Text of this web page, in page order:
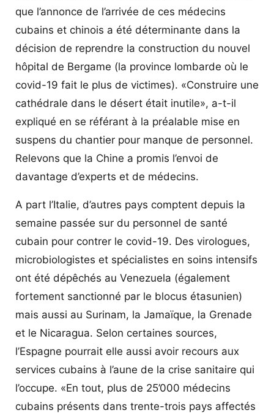
que l’annonce de l’arrivée de ces médecins
cubains et chinois a été déterminante dans la
décision de reprendre la construction du nouvel
hôpital de Bergame (la province lombarde où le
covid-19 fait le plus de victimes). «Construire une
cathédrale dans le désert était inutile», a-t-il
expliqué en se référant à la préalable mise en
suspens du chantier pour manque de personnel.
Relevons que la Chine a promis l’envoi de
davantage d’experts et de médecins.
A part l’Italie, d’autres pays comptent depuis la
semaine passée sur du personnel de santé
cubain pour contrer le covid-19. Des virologues,
microbiologistes et spécialistes en soins intensifs
ont été dépêchés au Venezuela (également
fortement sanctionné par le blocus étasunien)
mais aussi au Surinam, la Jamaïque, la Grenade
et le Nicaragua. Selon certaines sources,
l’Espagne pourrait elle aussi avoir recours aux
services cubains à l’aune de la crise sanitaire qui
l’occupe. «En tout, plus de 25’000 médecins
cubains présents dans trente-trois pays affectés